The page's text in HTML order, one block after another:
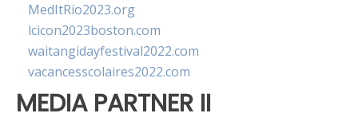
MedItRio2023.org
lcicon2023boston.com
waitangidayfestival2022.com
vacancesscolaires2022.com
MEDIA PARTNER II